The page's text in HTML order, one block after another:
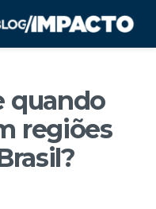
quando
regiões